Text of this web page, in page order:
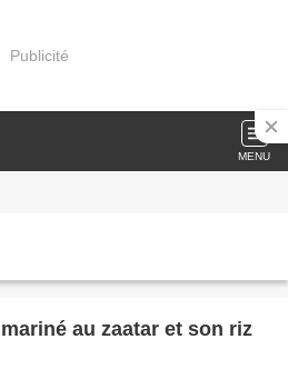
Publicité
MENU
au zaatar et son riz